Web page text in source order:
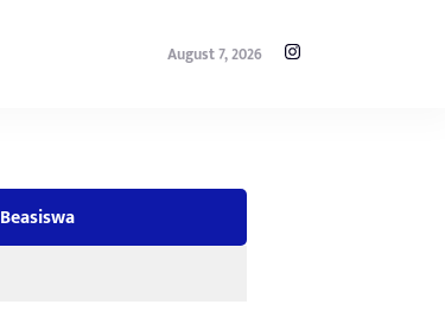
August 7, 2026
Beasiswa